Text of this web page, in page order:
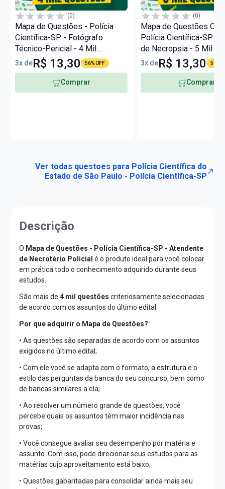
(0)
Mapa de Questões - Polícia
Científica-SP - Fotógrafo
Técnico-Pericial - 4 Mil
Questões
3x deR$ 13,30 56% OFF
Comprar
(0)
Mapa de Questões
Polícia Científica-SP -
de Necropsia - 5 Mil
3x deR$ 13,30 56%
Comprar
Ver todas questoes para Polícia Científica do
Estado de São Paulo - Polícia Científica-SP
Descrição
O Mapa de Questões - Polícia Científica-SP - Atendente
de Necrotério Policial é o produto ideal para você colocar
em prática todo o conhecimento adquirido durante seus
estudos.
São mais de4 mil questões criteriosamente selecionadas
de acordo com os assuntos do último edital.
Por que adquirir o Mapa de Questões?
• As questões são separadas de acordo com os assuntos
exigidos no último edital;
• Com ele você se adapta com o formato, a estrutura e o
estilo das perguntas da banca do seu concurso, bem como
de bancas similares a ela;
• Ao resolver um número grande de questões, você
percebe quais os assuntos têm maior incidência nas
provas;
• Você consegue avaliar seu desempenho por matéria e
assunto. Com isso, pode direcionar seus estudos para as
matérias cujo aproveitamento está baixo;
• Questões gabaritadas para consolidar ainda mais seu